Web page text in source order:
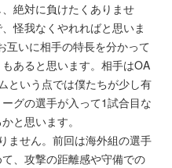
絶対に負けたくありませ
怪我なくやれればと思いま
互いに相手の特長を分かって
あると思います。相手はOA
という点では僕たちが少し有
グの選手が入って1試合目な
と思います。
ません。前回は海外組の選手
、攻撃の距離感や守備での